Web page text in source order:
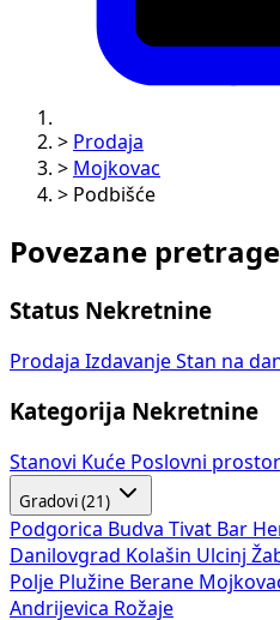
> Prodaja
> Mojkovac
> Podbišće
Povezane pretrage
Status Nekretnine
Prodaja Izdavanje Stan na
Kategorija Nekretnine
Stanovi Kuće Poslovni
Gradovi (21)
Podgorica Budva Tivat Bar
Danilovgrad Kolašin Ulcinj
Polje Plužine Berane
Andrijevica Rožaje